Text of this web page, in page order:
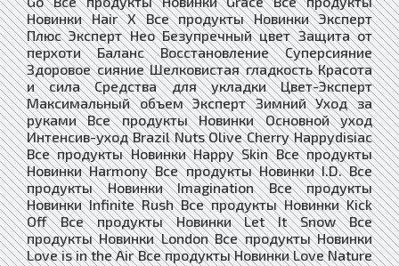
Новинки Hair X Все продукты Новинки Эксперт
Плюс Эксперт Нео Безупречный цвет Защита от
перхоти Баланс Восстановление Суперсияние
Здоровое сияние Шелковистая гладкость Красота
и сила Средства для укладки Цвет-Эксперт
Максимальный объем Эксперт Зимний Уход за
руками Все продукты Новинки Основной уход
Интенсив-уход Brazil Nuts Olive Cherry Happydisiac
Все продукты Новинки Happy Skin Все продукты
Новинки Harmony Все продукты Новинки I.D. Все
продукты Новинки Imagination Все продукты
Новинки Infinite Rush Все продукты Новинки Kick
Off Все продукты Новинки Let It Snow Все
продукты Новинки London Все продукты Новинки
Love is in the Air Все продукты Новинки Love Nature